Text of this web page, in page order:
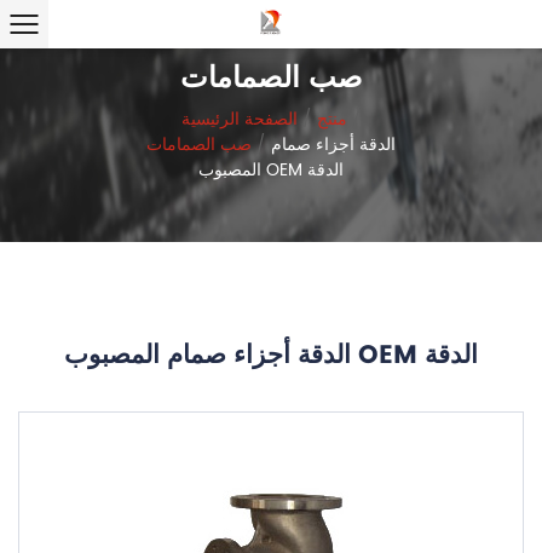
صب الصمامات
الصفحة الرئيسية/ منتج
صب الصمامات/الدقة أجزاء صمام
المصبوب OEM الدقة
الدقة أجزاء صمام المصبوب OEM الدقة